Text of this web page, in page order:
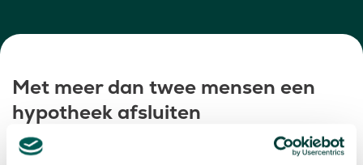
Met meer dan twee mensen een
hypotheek afsluiten
Buiten co-housing kan je ook met meerdere mensen
een hypotheek afsluiten, hierbij ga je met meerdere